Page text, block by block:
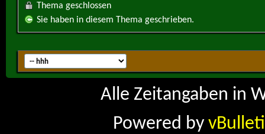
Thema geschlossen
Sie haben in diesem Thema geschrieben.
Alle Zeitangaben in
Powered by